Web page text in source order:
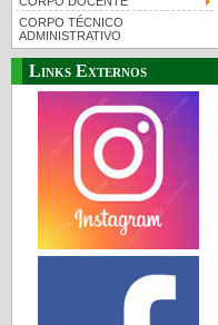
CORPO TÉCNICO
ADMINISTRATIVO
Links Externos